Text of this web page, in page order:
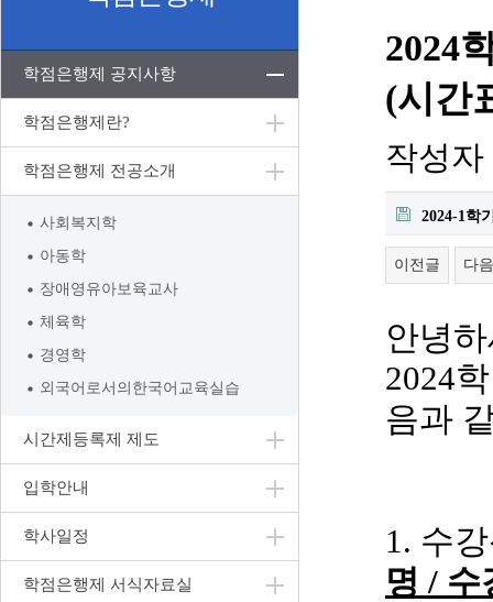
학점은행제 공지사항
학점은행제란?
학점은행제 전공소개
사회복지학
아동학
장애영유아보육교사
체육학
경영학
외국어로서의한국어교육실습
시간제등록제 제도
입학안내
학사일정
학점은행제 서식자료실
2024
(시간
작성자
2024-1학
이전글 다
안녕
2024
음과
1. 수
명/